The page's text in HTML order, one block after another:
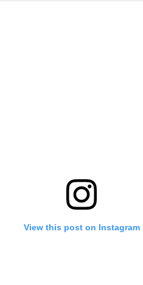
View this post on Instagram